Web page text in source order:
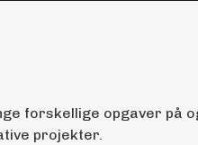
forskellige opgaver på
projekter.